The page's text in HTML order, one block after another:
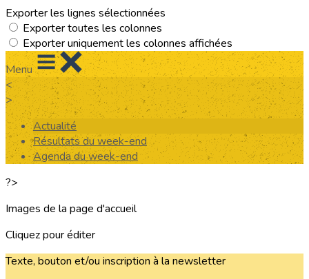
Exporter les lignes sélectionnées
Exporter toutes les colonnes
Exporter uniquement les colonnes affichées
Menu
<
>
Actualité
Résultats du week-end
Agenda du week-end
?>
Images de la page d'accueil
Cliquez pour éditer
Texte, bouton et/ou inscription à la newsletter